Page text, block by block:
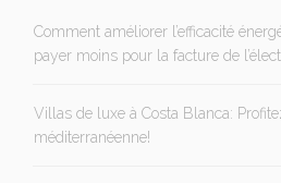
Comment améliorer l’efficacité
payer moins pour la facture de
Villas de luxe à Costa Blanca:
méditerranéenne!